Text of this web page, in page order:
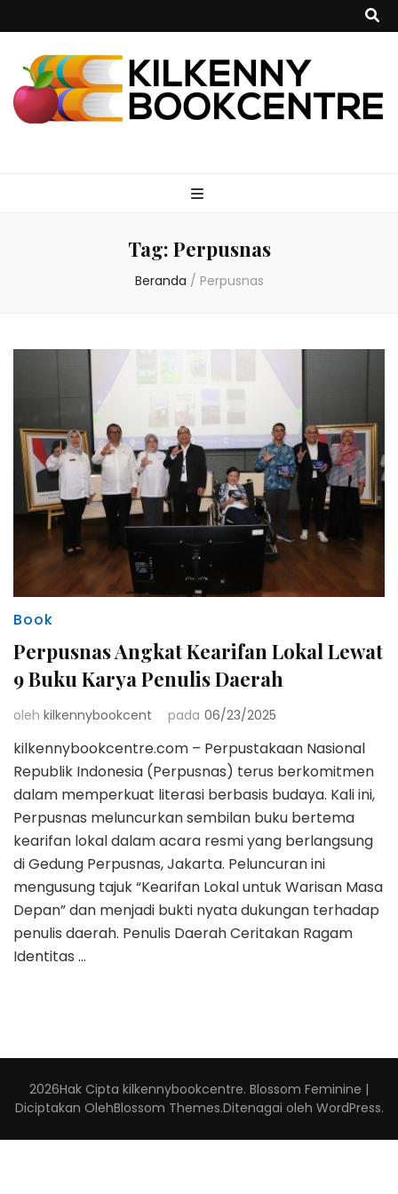
Tag: Perpusnas
Beranda / Perpusnas
Book
Perpusnas Angkat Kearifan Lokal Lewat
9 Buku Karya Penulis Daerah
oleh kilkennybookcent pada 06/23/2025
kilkennybookcentre.com – Perpustakaan Nasional
Republik Indonesia (Perpusnas) terus berkomitmen
dalam memperkuat literasi berbasis budaya. Kali ini,
Perpusnas meluncurkan sembilan buku bertema
kearifan lokal dalam acara resmi yang berlangsung
di Gedung Perpusnas, Jakarta. Peluncuran ini
mengusung tajuk “Kearifan Lokal untuk Warisan Masa
Depan” dan menjadi bukti nyata dukungan terhadap
penulis daerah. Penulis Daerah Ceritakan Ragam
Identitas …
2026Hak Cipta kilkennybookcentre. Blossom Feminine |
Diciptakan OlehBlossom Themes.Ditenagai oleh WordPress.